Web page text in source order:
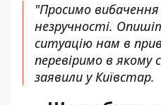
"Просимо вибачення
незручності.
ситуацію нам в
перевіримо в якому
заявили у Київстар.